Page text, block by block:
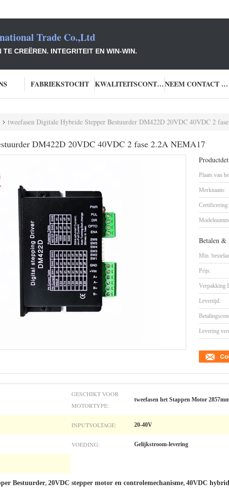
Trade Co.,Ltd
CREËREN. INTEGRITEIT EN WIN-WIN.
FABRIEKSTOCHT KWALITEITSCONTROLE NEEM CONTACT MET ONS OP
tweefasen Digitale Hybride Stepper Bestuurder DM422D 20VDC 40VDC 2
DM422D 20VDC 40VDC 2 fase 2.2A NEMA17
Plaats van
Merknaam:
Certificering:
Betalen &
Min.
Prijs:
Verpakking
Levertijd:
Levering
GESCHIKT VOOR
MOTORTYPE:
tweefasen het Stappen Motor
INPUTVOLTAGE: 20-40V
VOEDING: Gelijkstroom-levering
Bestuurder, 20VDC stepper motor en controlemechanisme, 40VDC